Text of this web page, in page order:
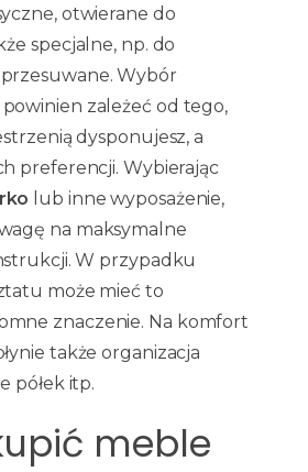
otwierane do
specjalne, np. do
Wybór
zależeć od tego,
dysponujesz, a
preferencji. Wybierając
lub inne wyposażenie,
na maksymalne
W przypadku
może mieć to
znaczenie. Na komfort
także organizacja
półek itp.
meble